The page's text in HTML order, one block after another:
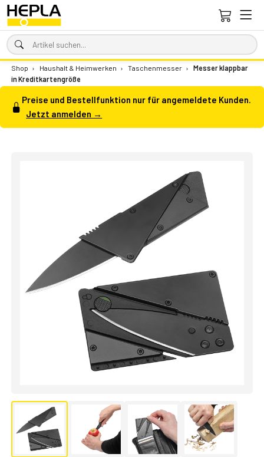
Shop › Haushalt & Heimwerken › Taschenmesser ›
Messer klappbar
in Kreditkartengröße
Preise und Bestellfunktion nur für angemeldete Kunden.
Jetzt anmelden →